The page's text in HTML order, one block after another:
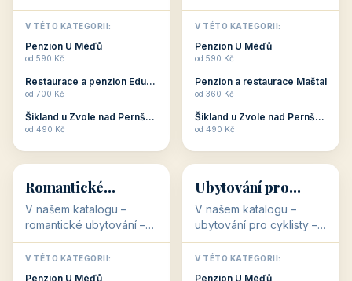
jsou pro Vás připraveny
objekty, které svojí
polohou či vybaveností,
nabízí klidné ubytování
V TÉTO KATEGORII:
Penzion U Méďů
od 590 Kč
Restaurace a penzion Eduard
od 700 Kč
Šikland u Zvole nad Pernštejnem
od 490 Kč
penziony a hotely, které
jsou přizpůsobeny pro
ubytování klientů vyššího
věku. Některé z nich
V TÉTO KATEGORII:
Penzion U Méďů
od 590 Kč
Penzion a restaurace Maštal
od 360 Kč
Šikland u Zvole nad Pernštejnem
od 490 Kč
💕
💕
Romantické
ubytování
V našem katalogu –
romantické ubytování –
jsou pro Vás připraveny
objekty, které svojí
stavbou, polohou anebo
V TÉTO KATEGORII:
Penzion U Méďů
🚴
🚴
32 objektů
Ubytování pro
cyklisty
V našem katalogu –
ubytování pro cyklisty –
jsou pro Vás připraveny
objekty, které jsou na
milovníky cykloturistiky
V TÉTO KATEGORII:
Penzion U Méďů